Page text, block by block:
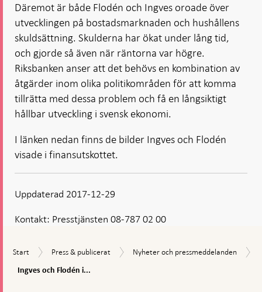
Däremot är både Flodén och Ingves oroade över
utvecklingen på bostadsmarknaden och hushållens
skuldsättning. Skulderna har ökat under lång tid,
och gjorde så även när räntorna var högre.
Riksbanken anser att det behövs en kombination av
åtgärder inom olika politikområden för att komma
tillrätta med dessa problem och få en långsiktigt
hållbar utveckling i svensk ekonomi.
I länken nedan finns de bilder Ingves och Flodén
visade i finansutskottet.
Kontakt: Presstjänsten 08-787 02 00
Uppdaterad 2017-12-29
Start
Start
Press
publicerat
Press & publicerat
Nyheter
Nyheter och pressmeddelanden
Ingves
och
Ingves och Flodén i...